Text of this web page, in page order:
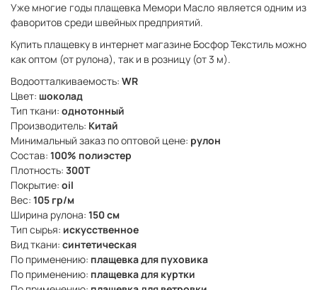
Уже многие годы плащевка Мемори Масло является одним из
фаворитов среди швейных предприятий.
Купить плащевку в интернет магазине Босфор Текстиль можно
как оптом (от рулона), так и в розницу (от 3 м).
Водоотталкиваемость: WR
Цвет: шоколад
Тип ткани: однотонный
Производитель: Китай
Минимальный заказ по оптовой цене: рулон
Состав: 100% полиэстер
Плотность: 300Т
Покрытие: oil
Вес: 105 гр/м
Ширина рулона: 150 см
Тип сырья: искусственное
Вид ткани: синтетическая
По применению: плащевка для пуховика
По применению: плащевка для куртки